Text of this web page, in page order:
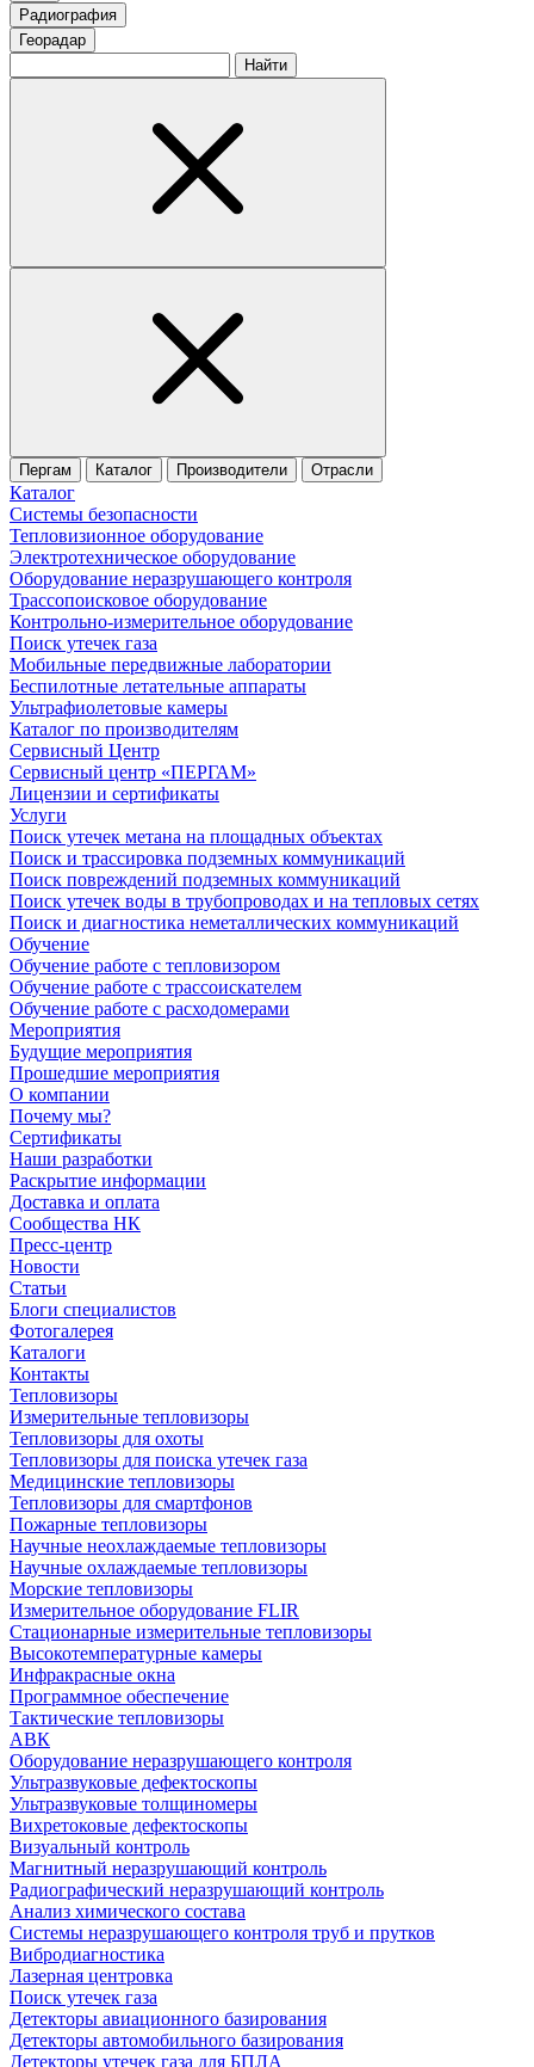
Радиография
Георадар
Найти
Пергам Каталог Производители Отрасли
Каталог
Системы безопасности
Тепловизионное оборудование
Электротехническое оборудование
Оборудование неразрушающего контроля
Трассопоисковое оборудование
Контрольно-измерительное оборудование
Поиск утечек газа
Мобильные передвижные лаборатории
Беспилотные летательные аппараты
Ультрафиолетовые камеры
Каталог по производителям
Сервисный Центр
Сервисный центр «ПЕРГАМ»
Лицензии и сертификаты
Услуги
Поиск утечек метана на площадных объектах
Поиск и трассировка подземных коммуникаций
Поиск повреждений подземных коммуникаций
Поиск утечек воды в трубопроводах и на тепловых сетях
Поиск и диагностика неметаллических коммуникаций
Обучение
Обучение работе с тепловизором
Обучение работе с трассоискателем
Обучение работе с расходомерами
Мероприятия
Будущие мероприятия
Прошедшие мероприятия
О компании
Почему мы?
Сертификаты
Наши разработки
Раскрытие информации
Доставка и оплата
Сообщества НК
Пресс-центр
Новости
Статьи
Блоги специалистов
Фотогалерея
Каталоги
Контакты
Тепловизоры
Измерительные тепловизоры
Тепловизоры для охоты
Тепловизоры для поиска утечек газа
Медицинские тепловизоры
Тепловизоры для смартфонов
Пожарные тепловизоры
Научные неохлаждаемые тепловизоры
Научные охлаждаемые тепловизоры
Морские тепловизоры
Измерительное оборудование FLIR
Стационарные измерительные тепловизоры
Высокотемпературные камеры
Инфракрасные окна
Программное обеспечение
Тактические тепловизоры
АВК
Оборудование неразрушающего контроля
Ультразвуковые дефектоскопы
Ультразвуковые толщиномеры
Вихретоковые дефектоскопы
Визуальный контроль
Магнитный неразрушающий контроль
Радиографический неразрушающий контроль
Анализ химического состава
Системы неразрушающего контроля труб и прутков
Вибродиагностика
Лазерная центровка
Поиск утечек газа
Детекторы авиационного базирования
Детекторы автомобильного базирования
Детекторы утечек газа для БПЛА